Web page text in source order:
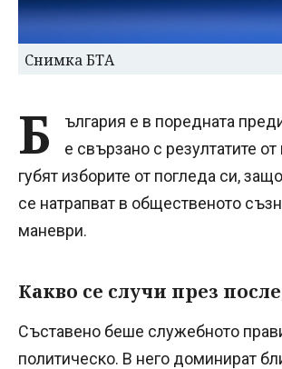
Снимка БТА
Б
ългария е в поредната
е свързано с резултатите
губят изборите от погледа си,
се натрапват в общественото
маневри.
Какво се случи през
Съставено беше служебното
политическо. В него доминират